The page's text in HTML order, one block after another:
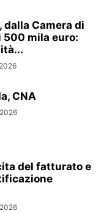
Camera di
mila euro:
CNA
del fatturato e